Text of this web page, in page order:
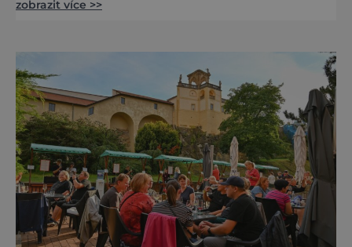
nejvýznamnějších světových značek.
loňskou výstavu navštívilo více než 4 200
návštěvníků. SEW si během let vybudoval
pověst jed
zobrazit více >>